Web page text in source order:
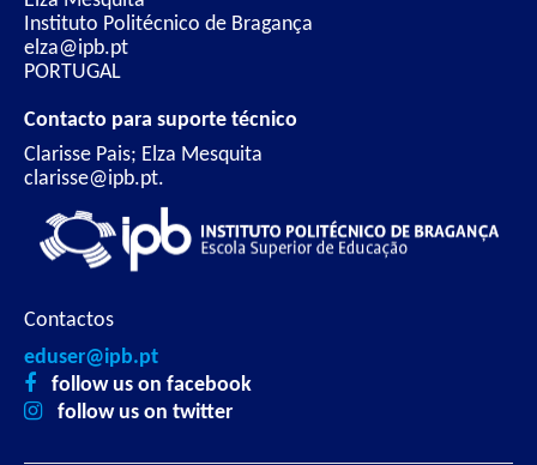
Instituto Politécnico de Bragança
elza@ipb.pt
PORTUGAL
Contacto para suporte técnico
Clarisse Pais; Elza Mesquita
clarisse@ipb.pt.
Contactos
eduser@ipb.pt
follow us on facebook
follow us on twitter